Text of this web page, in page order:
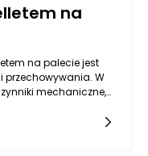
na
na palecie jest
przechowywania. W
mechaniczne,